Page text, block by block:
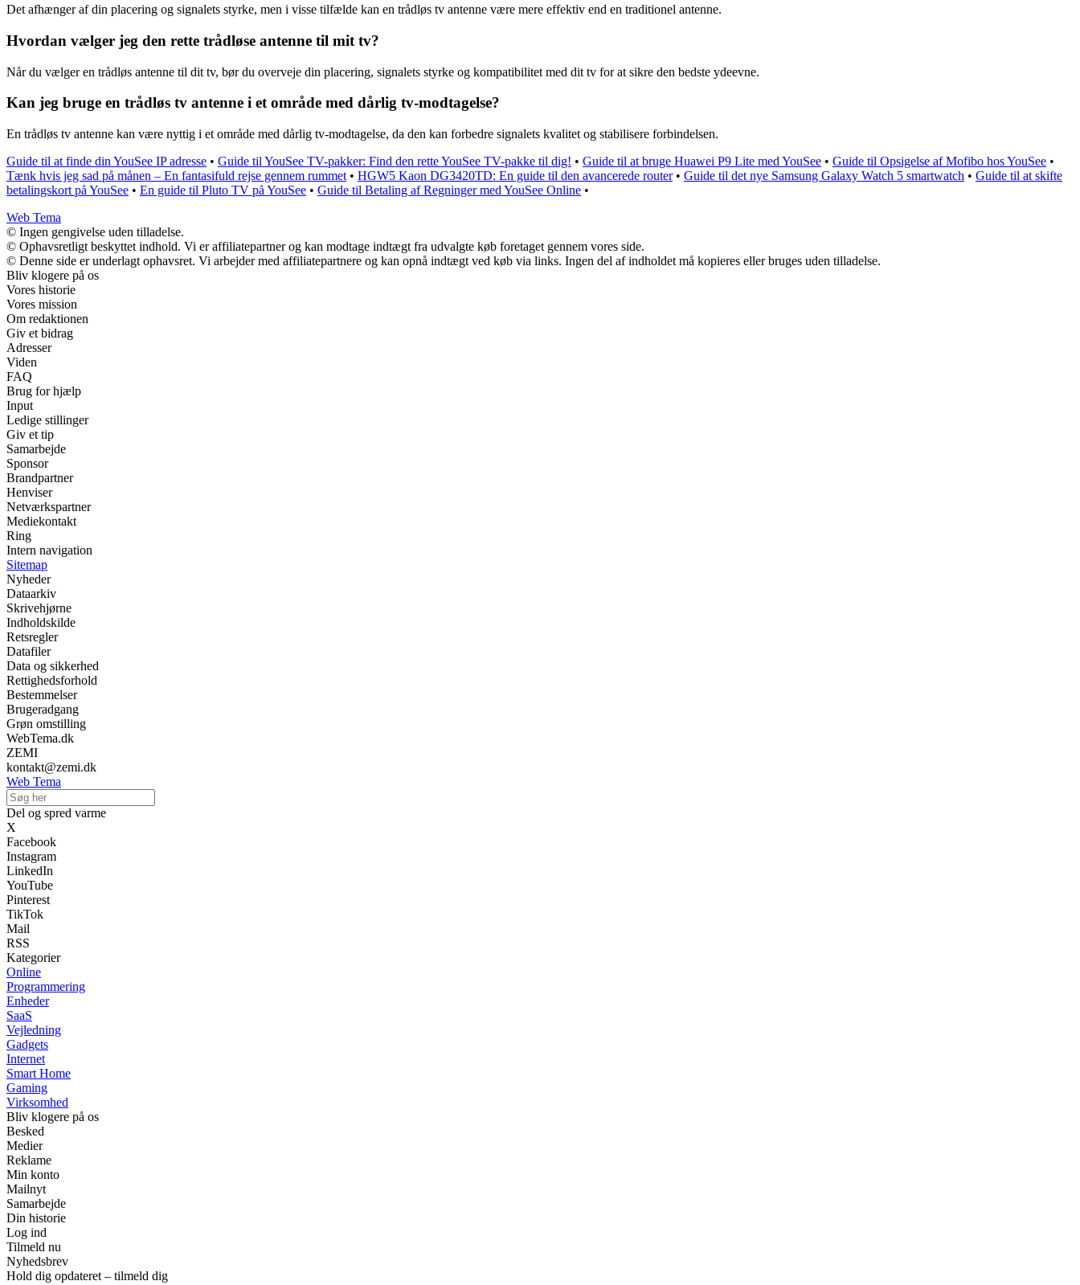
Det afhænger af din placering og signalets styrke, men i visse tilfælde kan en trådløs tv antenne være mere effektiv end en traditionel antenne.
Hvordan vælger jeg den rette trådløse antenne til mit tv?
Når du vælger en trådløs antenne til dit tv, bør du overveje din placering, signalets styrke og kompatibilitet med dit tv for at sikre den bedste ydeevne.
Kan jeg bruge en trådløs tv antenne i et område med dårlig tv-modtagelse?
En trådløs tv antenne kan være nyttig i et område med dårlig tv-modtagelse, da den kan forbedre signalets kvalitet og stabilisere forbindelsen.
Guide til at finde din YouSee IP adresse • Guide til YouSee TV-pakker: Find den rette YouSee TV-pakke til dig! • Guide til at bruge Huawei P9 Lite med YouSee • Guide til Opsigelse af Mofibo hos YouSee •
Tænk hvis jeg sad på månen – En fantasifuld rejse gennem rummet • HGW5 Kaon DG3420TD: En guide til den avancerede router• Guide til det nye Samsung Galaxy Watch 5 smartwatch • Guide til at skifte
betalingskort på YouSee • En guide til Pluto TV på YouSee • Guide til Betaling af Regninger med YouSee Online •
Web Tema
© Ingen gengivelse uden tilladelse.
© Ophavsretligt beskyttet indhold. Vi er affiliatepartner og kan modtage indtægt fra udvalgte køb foretaget gennem vores side.
© Denne side er underlagt ophavsret. Vi arbejder med affiliatepartnere og kan opnå indtægt ved køb via links. Ingen del af indholdet må kopieres eller bruges uden tilladelse.
Bliv klogere på os
Vores historie
Vores mission
Om redaktionen
Giv et bidrag
Adresser
Viden
FAQ
Brug for hjælp
Input
Ledige stillinger
Giv et tip
Samarbejde
Sponsor
Brandpartner
Henviser
Netværkspartner
Mediekontakt
Ring
Intern navigation
Sitemap
Nyheder
Dataarkiv
Skrivehjørne
Indholdskilde
Retsregler
Datafiler
Data og sikkerhed
Rettighedsforhold
Bestemmelser
Brugeradgang
Grøn omstilling
WebTema.dk
ZEMI
kontakt@zemi.dk
Web Tema
Del og spred varme
X
Facebook
Instagram
LinkedIn
YouTube
Pinterest
TikTok
Mail
RSS
Kategorier
Online
Programmering
Enheder
SaaS
Vejledning
Gadgets
Internet
Smart Home
Gaming
Virksomhed
Bliv klogere på os
Besked
Medier
Reklame
Min konto
Mailnyt
Samarbejde
Din historie
Log ind
Tilmeld nu
Nyhedsbrev
Hold dig opdateret – tilmeld dig